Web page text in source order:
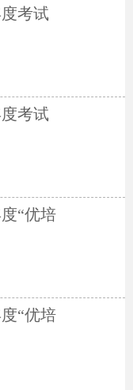
考试
考试
“优培
“优培